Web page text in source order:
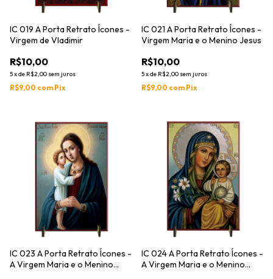
IC 019 A Porta Retrato Ícones -
Virgem de Vladimir
R$10,00
5xde R$2,00 sem juros
R$9,00 com Pix
IC 021 A Porta Retrato Ícones -
Virgem Maria e o Menino Jesus
R$10,00
5xde R$2,00 sem juros
R$9,00 com Pix
IC 023 A Porta Retrato Ícones -
A Virgem Maria e o Menino
IC 024 A Porta Retrato Ícones -
A Virgem Maria e o Menino